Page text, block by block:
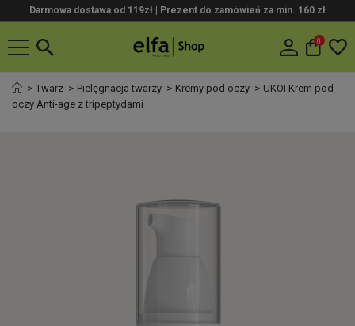
Darmowa dostawa od 119zł | Prezent do zamówień za min. 160 zł
0
Twarz Pielęgnacja twarzy Kremy pod oczy
UKOI Krem pod
oczy Anti-age z tripeptydami